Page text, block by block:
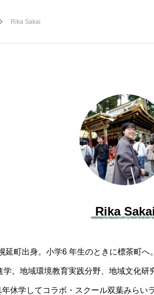
Rika Sakai
Rika Sakai
延町出身。小学6 年生のときに標茶町
学。地域環境教育実践分野、地域文化研
休学してコラボ・スクール双葉みらい